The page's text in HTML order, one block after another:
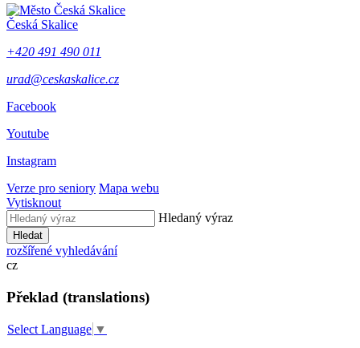
Česká Skalice
+420 491 490 011
urad@ceskaskalice.cz
Facebook
Youtube
Instagram
Verze pro seniory Mapa webu
Vytisknout
Hledaný výraz
Hledat
rozšířené vyhledávání
cz
Překlad (translations)
Select Language ▼